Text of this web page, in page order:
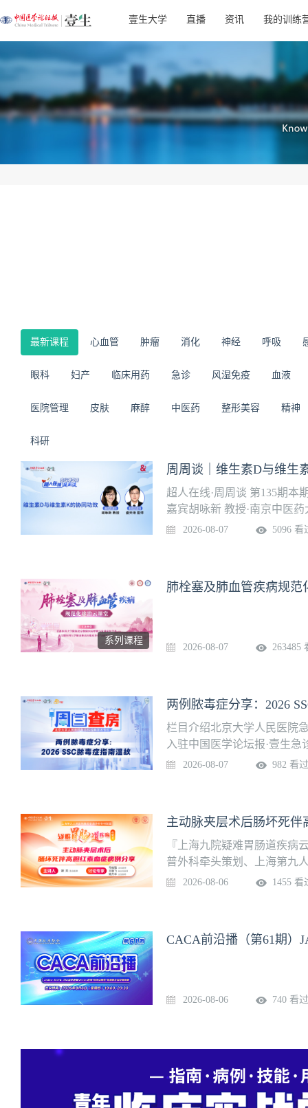
壹生大学 直播 资讯 我的训练
最新课程 心血管 肿瘤 消化 神经 呼吸
眼科 妇产 临床用药 急诊 风湿免疫 血液
医院管理 皮肤 麻醉 中医药 整形美容 精神
科研
周周谈｜维生素D与维生
超人在线·周周谈 第135期
嘉宾胡咏新 教授·南京中医
医师·南京中医药大学附属中
2026-08-07 5096 看
系列课程
肺栓塞及肺血管疾病规范
2026-08-07 263485
两例脓毒症分享：2026
栏目介绍北京大学人民医院
入驻中国医学论坛报·壹生
部免费开放，供临床同道交
2026-08-07 982 看过
『上海九院疑难胃肠道疾病
普外科牵头策划、上海第九
栏，聚焦疑难胃肠道疾病的
讲】谢天 主治医师（上海交
院）
2026-08-06 1455 看
2026-08-06 740 看过